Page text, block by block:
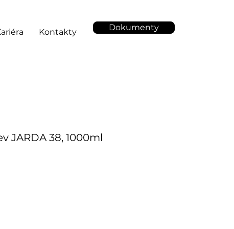
Kontakty Dokumenty
JARDA 38, 1000ml